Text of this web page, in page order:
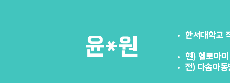
윤*원 한서대학교
현) 헬로마
전) 다솜아